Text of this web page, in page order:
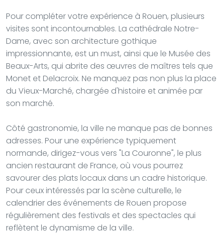
Pour compléter votre expérience à Rouen, plusieurs
visites sont incontournables. La cathédrale Notre-
Dame, avec son architecture gothique
impressionnante, est un must, ainsi que le Musée des
Beaux-Arts, qui abrite des œuvres de maîtres tels que
Monet et Delacroix. Ne manquez pas non plus la place
du Vieux-Marché, chargée d'histoire et animée par
son marché.
Côté gastronomie, la ville ne manque pas de bonnes
adresses. Pour une expérience typiquement
normande, dirigez-vous vers "La Couronne", le plus
ancien restaurant de France, où vous pourrez
savourer des plats locaux dans un cadre historique.
Pour ceux intéressés par la scène culturelle, le
calendrier des événements de Rouen propose
régulièrement des festivals et des spectacles qui
reflètent le dynamisme de la ville.